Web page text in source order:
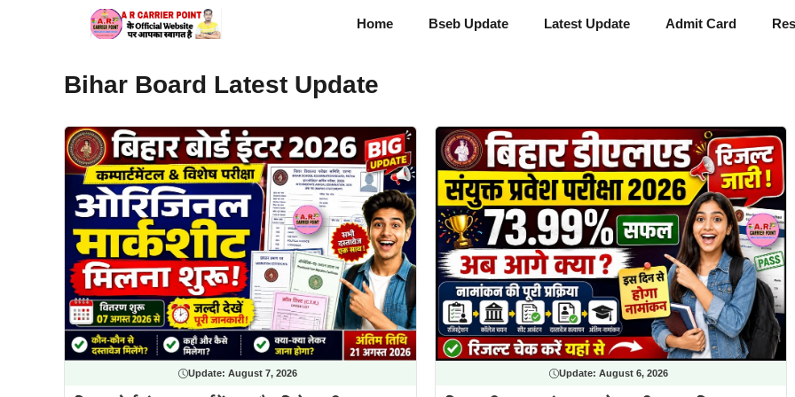
Home Bseb Update Latest Update Admit Card
Bihar Board Latest Update
Update:August 7, 2026 Update: August 6, 2026